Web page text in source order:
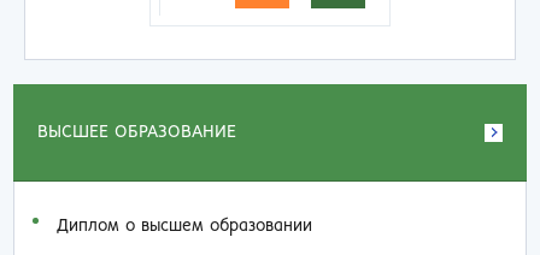
ВЫСШЕЕ ОБРАЗОВАНИЕ
Диплом о высшем образовании